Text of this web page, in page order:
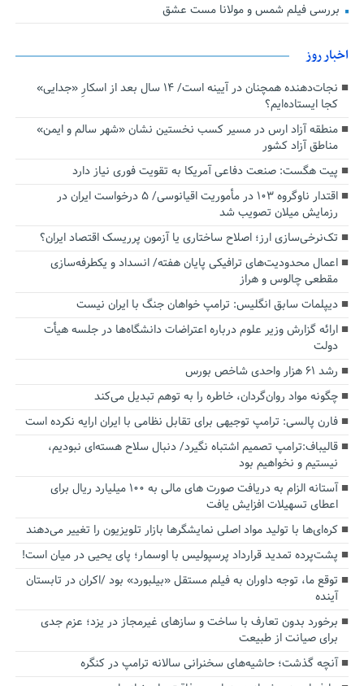
بررسی فیلم شمس و مولانا مست عشق
اخبار روز
نجات‌دهنده‌ همچنان در آیینه است/ ۱۴ سال بعد از اسکارِ «جدایی»
کجا ایستاده‌ایم؟
منطقه آزاد ارس در مسیر کسب نخستین نشان «شهر سالم و ایمن»
مناطق آزاد کشور
پیت هگست: صنعت دفاعی آمریکا به تقویت فوری نیاز دارد
اقتدار ناوگروه ۱۰۳ در مأموریت‌ اقیانوسی/ ۵ درخواست ایران در
رزمایش میلان تصویب شد
تک‌نرخی‌سازی ارز؛ اصلاح ساختاری یا آزمون پرریسک اقتصاد ایران؟
اعمال محدودیت‌های ترافیکی پایان هفته/ انسداد و یکطرفه‌سازی
مقطعی چالوس و هراز
دیپلمات سابق انگلیس:‌ ترامپ خواهان جنگ با ایران نیست
ارائه گزارش وزیر علوم درباره اعتراضات دانشگاه‌ها در جلسه هیأت
دولت
رشد ۶۱ هزار واحدی شاخص بورس
چگونه مواد روان‌گردان، خاطره را به توهم تبدیل می‌کند
فارن پالسی: ترامپ توجیهی برای تقابل نظامی با ایران ارایه نکرده است
قالیباف:ترامپ تصمیم اشتباه نگیرد/ دنبال سلاح هسته‌ای نبودیم،
نیستیم و نخواهیم بود
آستانه الزام به دریافت صورت های مالی به ۱۰۰ میلیارد ریال برای
اعطای تسهیلات افزایش یافت
کره‌ای‌ها با تولید مواد اصلی نمایشگرها بازار تلویزیون را تغییر می‌دهند
پشت‌پرده تمدید قرارداد پرسپولیس با اوسمار؛ پای یحیی در میان است!
توقع ما، توجه داوران به فیلم مستقل «بیلبورد» بود /اکران در تابستان
آینده
برخورد بدون تعارف با ساخت‌ و سازهای غیرمجاز در یزد؛ عزم جدی
برای صیانت از طبیعت
آنچه گذشت؛ حاشیه‌های سخنرانی سالانه ترامپ در کنگره